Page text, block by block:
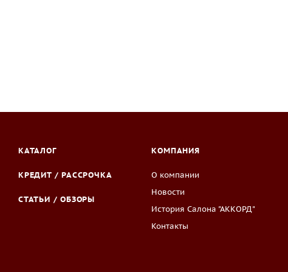
КАТАЛОГ
КРЕДИТ / РАССРОЧКА
СТАТЬИ / ОБЗОРЫ
КОМПАНИЯ
О компании
Новости
История Салона "АККОРД"
Контакты